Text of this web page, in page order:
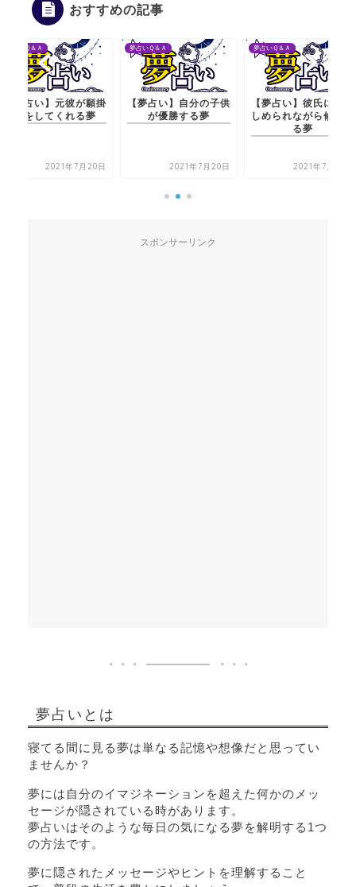
おすすめの記事
夢占いＱ＆Ａ
【夢占い】自分の子供
が優勝する夢
2021年7月20日
夢占いＱ＆Ａ
【夢占い】彼氏に抱き
しめられながら修行す
2021年7月20日
夢占いＱ＆Ａ
【夢占い】元彼が
けをしてくれる
2021年7
スポンサーリンク
夢占いとは
寝てる間に見る夢は単なる記憶や想像だと思ってい
ませんか？
夢には自分のイマジネーションを超えた何かのメッ
セージが隠されている時があります。
夢占いはそのような毎日の気になる夢を解明する1つ
の方法です。
夢に隠されたメッセージやヒントを理解すること